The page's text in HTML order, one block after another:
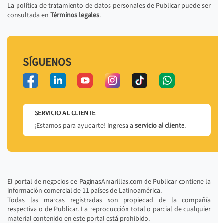
La política de tratamiento de datos personales de Publicar puede ser
consultada en Términos legales.
SÍGUENOS
SERVICIO AL CLIENTE
¡Estamos para ayudarte! Ingresa a servicio al cliente.
El portal de negocios de PaginasAmarillas.com de Publicar contiene la
información comercial de 11 países de Latinoamérica.
Todas las marcas registradas son propiedad de la compañía
respectiva o de Publicar. La reproducción total o parcial de cualquier
material contenido en este portal está prohibido.